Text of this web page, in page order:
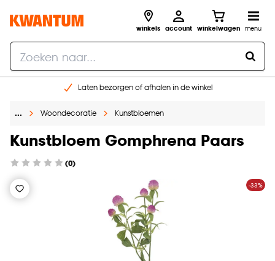
winkels account winkelwagen menu
Laten bezorgen of afhalen in de winkel
Gratis raam advies en inmeten aan huis
… Woondecoratie Kunstbloemen
Kunstbloem Gomphrena Paars
(0)
-33%